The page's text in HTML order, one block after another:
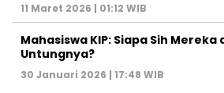
11 Maret 2026 | 01:12 WIB
Mahasiswa KIP: Siapa Sih Mereka
Untungnya?
30 Januari 2026 | 17:48 WIB